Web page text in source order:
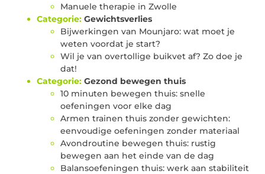
Manuele therapie in Zwolle
Categorie: Gewichtsverlies
Bijwerkingen van Mounjaro: wat moet je
weten voordat je start?
Wil je van overtollige buikvet af? Zo doe je
dat!
Categorie: Gezond bewegen thuis
10 minuten bewegen thuis: snelle
oefeningen voor elke dag
Armen trainen thuis zonder gewichten:
eenvoudige oefeningen zonder materiaal
Avondroutine bewegen thuis: rustig
bewegen aan het einde van de dag
Balansoefeningen thuis: werk aan stabiliteit